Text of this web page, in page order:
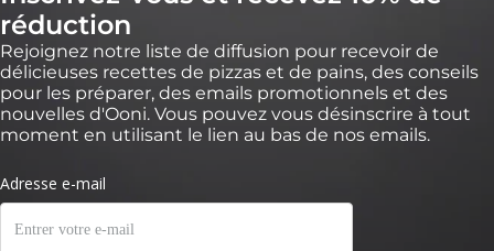
réduction
Rejoignez notre liste de diffusion pour recevoir de
délicieuses recettes de pizzas et de pains, des conseils
pour les préparer, des emails promotionnels et des
nouvelles d'Ooni. Vous pouvez vous désinscrire à tout
moment en utilisant le lien au bas de nos emails.